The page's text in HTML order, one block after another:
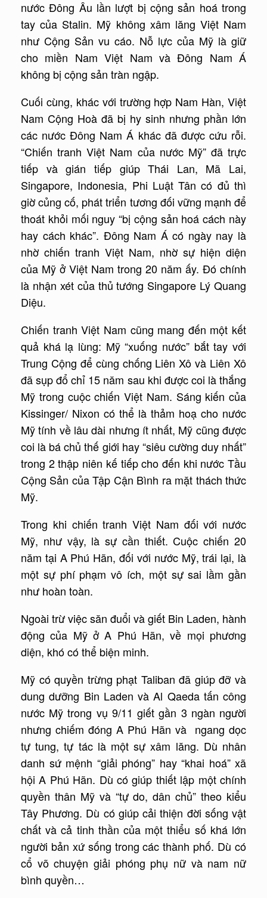
nước Đông Âu lần lượt bị cộng sản hoá trong
tay của Stalin. Mỹ không xâm lăng Việt Nam
như Cộng Sản vu cáo. Nỗ lực của Mỹ là giữ
cho miền Nam Việt Nam và Đông Nam Á
không bị cộng sản tràn ngập.
Cuối cùng, khác với trường hợp Nam Hàn, Việt
Nam Cộng Hoà đã bị hy sinh nhưng phần lớn
các nước Đông Nam Á khác đã được cứu rỗi.
“Chiến tranh Việt Nam của nước Mỹ” đã trực
tiếp và gián tiếp giúp Thái Lan, Mã Lai,
Singapore, Indonesia, Phi Luật Tân có đủ thì
giờ củng cố, phát triển tương đối vững mạnh để
thoát khỏi mối nguy “bị cộng sản hoá cách này
hay cách khác”. Đông Nam Á có ngày nay là
nhờ chiến tranh Việt Nam, nhờ sự hiện diện
của Mỹ ở Việt Nam trong 20 năm ấy. Đó chính
là nhận xét của thủ tướng Singapore Lý Quang
Diệu.
Chiến tranh Việt Nam cũng mang đến một kết
quả khá lạ lùng: Mỹ “xuống nước” bắt tay với
Trung Cộng để cùng chống Liên Xô và Liên Xô
đã sụp đổ chỉ 15 năm sau khi được coi là thắng
Mỹ trong cuộc chiến Việt Nam. Sáng kiến của
Kissinger/ Nixon có thể là thảm hoạ cho nước
Mỹ tính về lâu dài nhưng ít nhất, Mỹ cũng được
coi là bá chủ thế giới hay “siêu cường duy nhất”
trong 2 thập niên kế tiếp cho đến khi nước Tầu
Cộng Sản của Tập Cận Bình ra mặt thách thức
Mỹ.
Trong khi chiến tranh Việt Nam đối với nước
Mỹ, như vậy, là sự cần thiết. Cuộc chiến 20
năm tại A Phú Hãn, đối với nước Mỹ, trái lại, là
một sự phí phạm vô ích, một sự sai lầm gần
như hoàn toàn.
Ngoài trừ việc săn đuổi và giết Bin Laden, hành
động của Mỹ ở A Phú Hãn, về mọi phương
diện, khó có thể biện minh.
Mỹ có quyền trừng phạt Taliban đã giúp đỡ và
dung dưỡng Bin Laden và Al Qaeda tấn công
nước Mỹ trong vụ 9/11 giết gần 3 ngàn người
nhưng chiếm đóng A Phú Hãn và ngang dọc
tự tung, tự tác là một sự xâm lăng. Dù nhân
danh sứ mệnh “giải phóng” hay “khai hoá” xã
hội A Phú Hãn. Dù có giúp thiết lập một chính
quyền thân Mỹ và “tự do, dân chủ” theo kiểu
Tây Phương. Dù có giúp cải thiện đời sống vật
chất và cả tinh thần của một thiểu số khá lớn
người bản xứ sống trong các thành phố. Dù có
cổ võ chuyện giải phóng phụ nữ và nam nữ
bình quyền…